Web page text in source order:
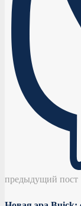
предыдущий пост